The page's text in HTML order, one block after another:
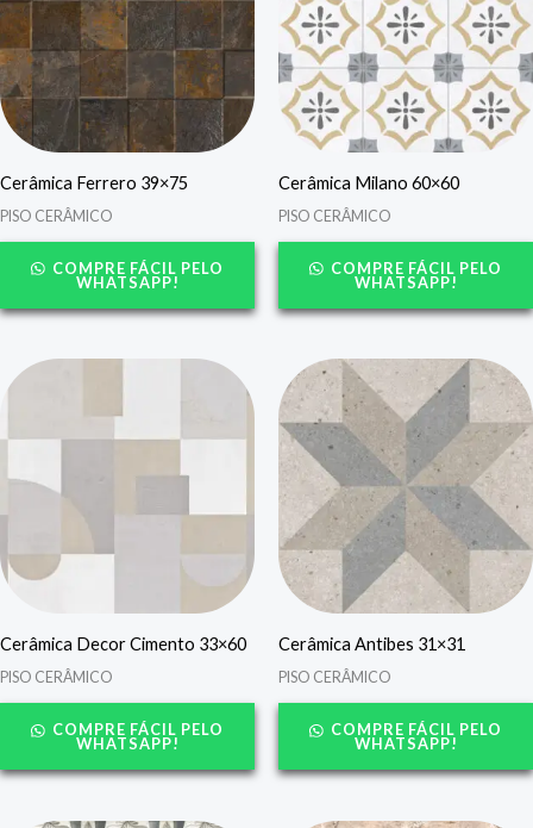
Cerâmica Ferrero 39×75
PISO CERÂMICO
COMPRE FÁCIL PELO
WHATSAPP!
Cerâmica Milano 60×60
PISO CERÂMICO
COMPRE FÁCIL PELO
WHATSAPP!
Cerâmica Decor Cimento 33×60
PISO CERÂMICO
COMPRE FÁCIL PELO
WHATSAPP!
Cerâmica Antibes 31×31
PISO CERÂMICO
COMPRE FÁCIL PELO
WHATSAPP!